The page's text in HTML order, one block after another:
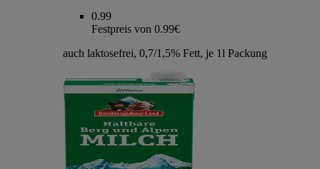
0.99
Festpreis von 0.99€
auch laktosefrei, 0,7/1,5% Fett, je 1l Packung